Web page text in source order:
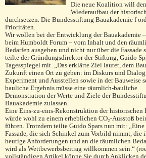
Die neue Koalition will den
Wiederaufbau der
durchsetzen. Die Bundesstiftung Bauakademie f
Prioritäten.
Wir wollen bei der Entwicklung der Bauakademie –
beim Humboldt Forum – vom Inhalt und den
Bedarfen ausgehen und nicht nur über die Fassade
teilte der Gründungsdirektor der Stiftung, Guido
Tagesspiegel mit. „Das erklärte Ziel lautet, dem
Zukunft einen Ort zu geben: im Diskurs und
Experiment und Ausstellen sowie in der Bauweise
bauliche Ergebnis müsse eine räumlich-bauliche
Demonstration der Werte und Ziele der
Bauakademie zulassen.
Eine Eins-zu-eins-Rekonstruktion der historischen
würde wohl zu einem erheblichen CO₂-Ausstoß
führen. Trotzdem teilte Guido Spars nun mit:
Fassade, die sich Schinkel zum Vorbild nimmt, die
heutige Anforderungen und an die räumlichen
wird als Wettbewerbsbeitrag willkommen sein.“
vollständigen Artikel könne Sie durch Anklicken